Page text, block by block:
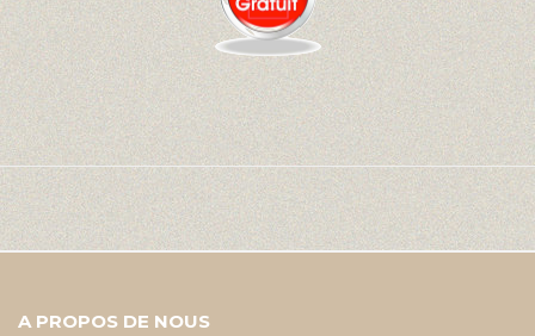
A PROPOS DE NOUS